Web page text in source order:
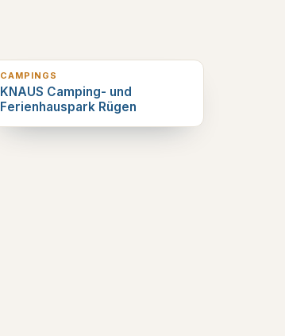
CAMPINGS
KNAUS Camping- und
Ferienhauspark Rügen